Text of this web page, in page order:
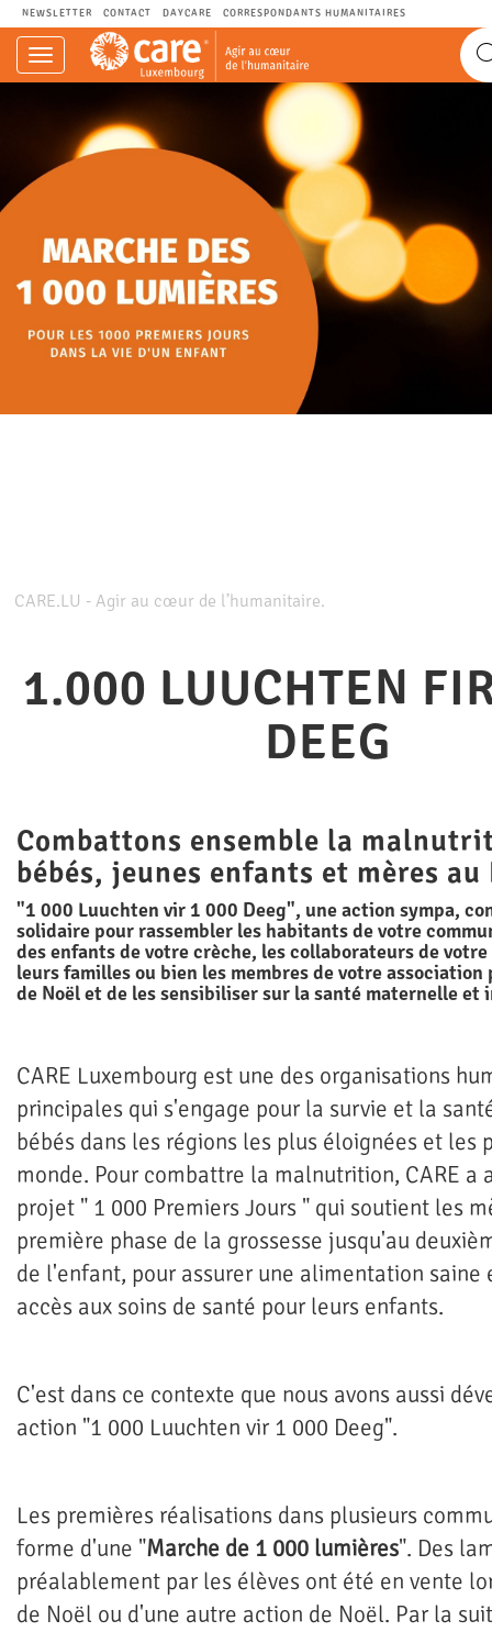
NEWSLETTER CONTACT DAYCARE CORRESPONDANTS HUMANITAIRES
Navigation
CARE.LU - Agir au cœur de l’humanitaire.
1.000 LUUCHTEN
DEEG
Combattons ensemble la
bébés, jeunes enfants et mères au
"1 000 Luuchten vir 1 000 Deeg", une action sympa,
solidaire pour rassembler les habitants de votre
des enfants de votre crèche, les collaborateurs de
leurs familles ou bien les membres de votre
de Noël et de les sensibiliser sur la santé maternelle et
CARE Luxembourg est une des organisations
principales qui s'engage pour la survie et la
bébés dans les régions les plus éloignées et les
monde. Pour combattre la malnutrition, CARE a
projet " 1 000 Premiers Jours " qui soutient les
première phase de la grossesse jusqu'au
de l'enfant, pour assurer une alimentation saine
accès aux soins de santé pour leurs enfants.
C'est dans ce contexte que nous avons aussi
action "1 000 Luuchten vir 1 000 Deeg".
Les premières réalisations dans plusieurs
forme d'une "Marche de 1 000 lumières". Des
préalablement par les élèves ont été en vente
de Noël ou d'une autre action de Noël. Par la